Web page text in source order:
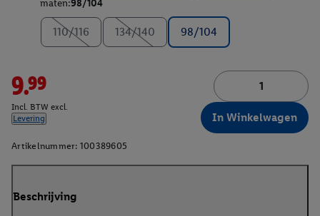
maten:98/104
110/116 134/140 98/104
9.99
Incl. BTW excl.
Levering
In Winkelwagen
Artikelnummer: 100389605
Beschrijving